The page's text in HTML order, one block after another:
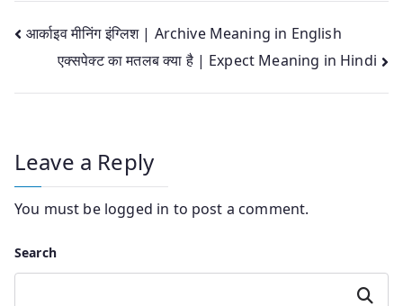
Post
navigation
आर्काइव मीनिंग इंग्लिश | Archive Meaning in English
एक्सपेक्ट का मतलब क्या है | Expect Meaning in Hindi
Leave a Reply
You must be logged in to post a comment.
Search
Search